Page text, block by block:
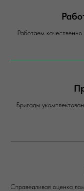
Работаем
Бригады
Справедливая оценка